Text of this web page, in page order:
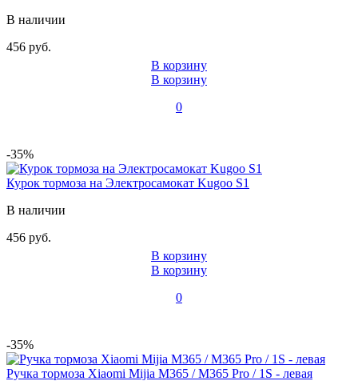
В наличии
456 руб.
В корзину
В корзину
0
-35%
Курок тормоза на Электросамокат Kugoo S1
В наличии
456 руб.
В корзину
В корзину
0
-35%
Ручка тормоза Xiaomi Mijia M365 / M365 Pro / 1S - левая